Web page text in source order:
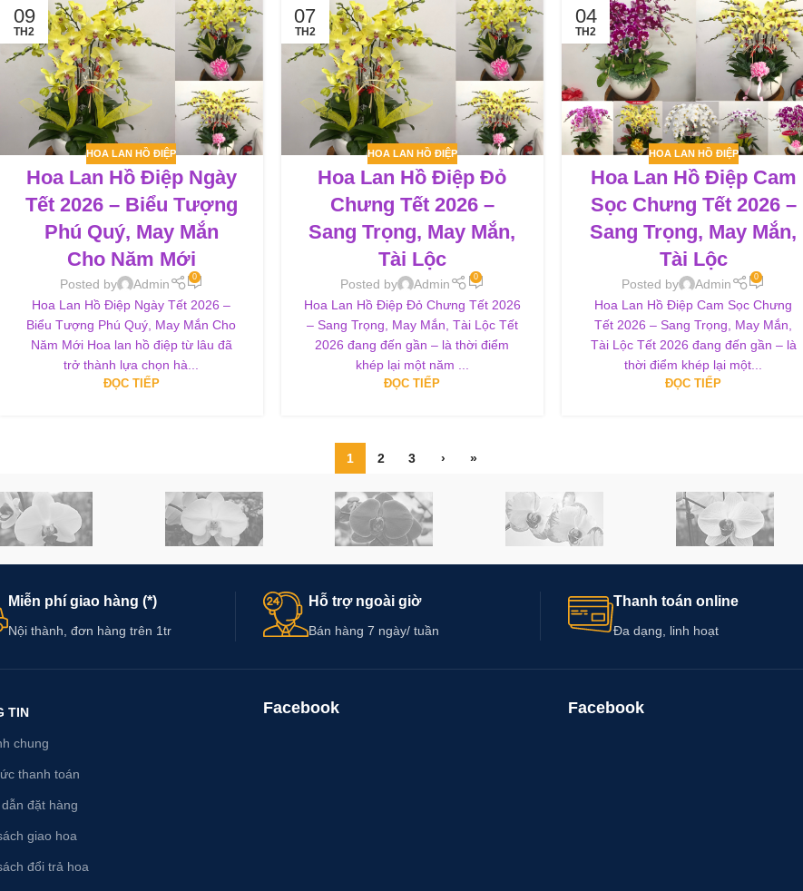
09
TH2
HOA LAN HỒ ĐIỆP
Hoa Lan Hồ Điệp Ngày
Tết 2026 – Biểu Tượng
Phú Quý, May Mắn
Cho Năm Mới
Posted by Admin 0
Hoa Lan Hồ Điệp Ngày Tết 2026 –
Biểu Tượng Phú Quý, May Mắn Cho
Năm Mới Hoa lan hồ điệp từ lâu đã
trở thành lựa chọn hà...
ĐỌC TIẾP
07
TH2
HOA LAN HỒ ĐIỆP
Hoa Lan Hồ Điệp Đỏ
Chưng Tết 2026 –
Sang Trọng, May Mắn,
Tài Lộc
Posted by Admin 0
Hoa Lan Hồ Điệp Đỏ Chưng Tết 2026
– Sang Trọng, May Mắn, Tài Lộc Tết
2026 đang đến gần – là thời điểm
khép lại một năm ...
ĐỌC TIẾP
04
TH2
HOA LAN HỒ ĐIỆP
Hoa Lan Hồ Điệp Cam
Sọc Chưng Tết 2026 –
Sang Trọng, May Mắn,
Tài Lộc
Posted by Admin 0
Hoa Lan Hồ Điệp Cam Sọc Chưng
Tết 2026 – Sang Trọng, May Mắn,
Tài Lộc Tết 2026 đang đến gần – là
thời điểm khép lại một...
ĐỌC TIẾP
1 2 3 › »
Miễn phí giao hàng (*)
Nội thành, đơn hàng trên 1tr
Hỗ trợ ngoài giờ
Bán hàng 7 ngày/ tuần
Thanh toán online
Đa dạng, linh hoạt
TIN
chung
thanh toán
đặt hàng
giao hoa
đổi trả hoa
Facebook Facebook